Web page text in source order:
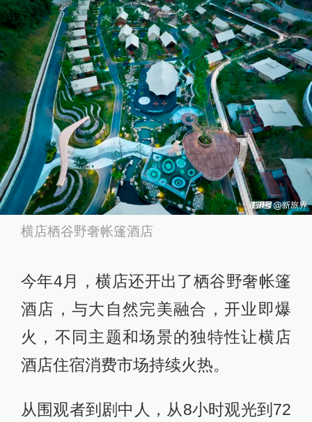
横店栖谷野奢帐篷酒店
今年4月，横店还开出了栖谷野奢帐篷
酒店，与大自然完美融合，开业即爆
火，不同主题和场景的独特性让横店
酒店住宿消费市场持续火热。
从围观者到剧中人，从8小时观光到72